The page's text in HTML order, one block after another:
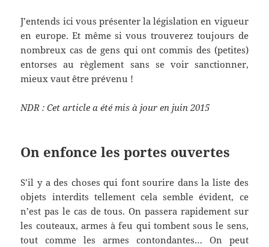
J’entends ici vous présenter la législation en vigueur
en europe. Et même si vous trouverez toujours de
nombreux cas de gens qui ont commis des (petites)
entorses au règlement sans se voir sanctionner,
mieux vaut être prévenu !
NDR : Cet article a été mis à jour en juin 2015
On enfonce les portes ouvertes
S’il y a des choses qui font sourire dans la liste des
objets interdits tellement cela semble évident, ce
n’est pas le cas de tous. On passera rapidement sur
les couteaux, armes à feu qui tombent sous le sens,
tout comme les armes contondantes… On peut